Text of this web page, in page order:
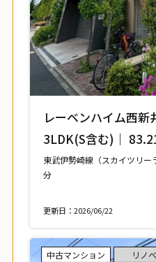
レーベンハイム西
3LDK(S含む)｜
東武伊勢崎線（スカイツリ
分
更新日：2026/06/22
中古マンション リノ